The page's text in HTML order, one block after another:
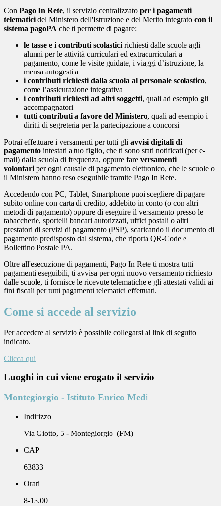
Con Pago In Rete, il servizio centralizzato per i pagamenti
telematici del Ministero dell'Istruzione e del Merito integrato con il
sistema pagoPA che ti permette di pagare:
le tasse e i contributi scolastici richiesti dalle scuole agli
alunni per le attività curriculari ed extracurriculari a
pagamento, come le visite guidate, i viaggi d’istruzione, la
mensa autogestita
i contributi richiesti dalla scuola al personale scolastico,
come l’assicurazione integrativa
i contributi richiesti ad altri soggetti, quali ad esempio gli
accompagnatori
tutti contributi a favore del Ministero, quali ad esempio i
diritti di segreteria per la partecipazione a concorsi
Potrai effettuare i versamenti per tutti gli avvisi digitali di
pagamento intestati a tuo figlio, che ti sono stati notificati (per e-
mail) dalla scuola di frequenza, oppure fare versamenti
volontari per ogni causale di pagamento elettronico, che le scuole o
il Ministero hanno reso eseguibile tramite Pago In Rete.
Accedendo con PC, Tablet, Smartphone puoi scegliere di pagare
subito online con carta di credito, addebito in conto (o con altri
metodi di pagamento) oppure di eseguire il versamento presso le
tabaccherie, sportelli bancari autorizzati, uffici postali o altri
prestatori di servizi di pagamento (PSP), scaricando il documento di
pagamento predisposto dal sistema, che riporta QR-Code e
Bollettino Postale PA.
Oltre all'esecuzione di pagamenti, Pago In Rete ti mostra tutti
pagamenti eseguibili, ti avvisa per ogni nuovo versamento richiesto
dalle scuole, ti fornisce le ricevute telematiche e gli attestati validi ai
fini fiscali per tutti pagamenti telematici effettuati.
Come si accede al servizio
Per accedere al servizio è possibile collegarsi al link di seguito
indicato.
Clicca qui
Luoghi in cui viene erogato il servizio
Montegiorgio - Istituto Enrico Medi
Indirizzo
Via Giotto, 5 - Montegiorgio (FM)
CAP
63833
Orari
8-13.00